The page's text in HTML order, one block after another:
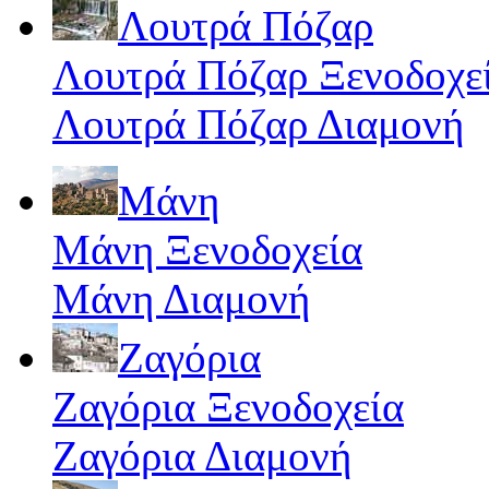
Λουτρά Πόζαρ
Λουτρά Πόζαρ
Λουτρά Πόζαρ Διαμονή
Μάνη
Μάνη Ξενοδοχεία
Μάνη Διαμονή
Ζαγόρια
Ζαγόρια Ξενοδοχεία
Ζαγόρια Διαμονή